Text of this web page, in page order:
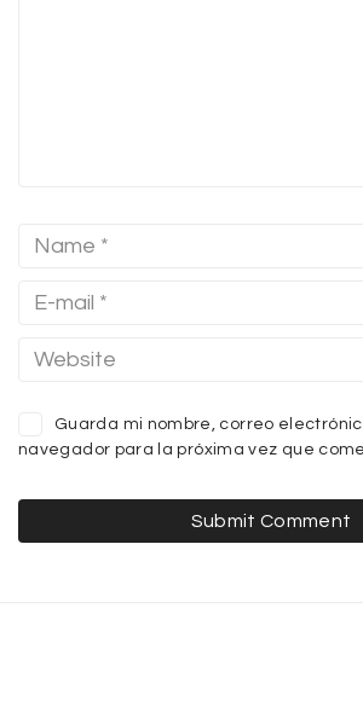
Guarda mi nombre, correo
navegador para la próxima vez que